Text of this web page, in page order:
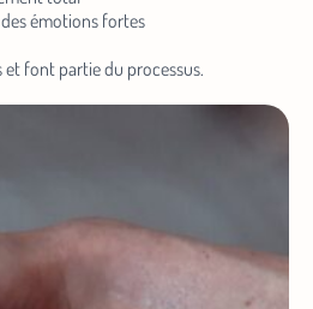
et font partie du processus.